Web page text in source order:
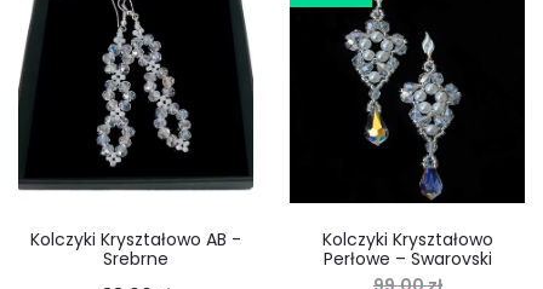
Kolczyki Kryształowo AB -
Srebrne
Kolczyki Kryształowo
Perłowe – Swarovski